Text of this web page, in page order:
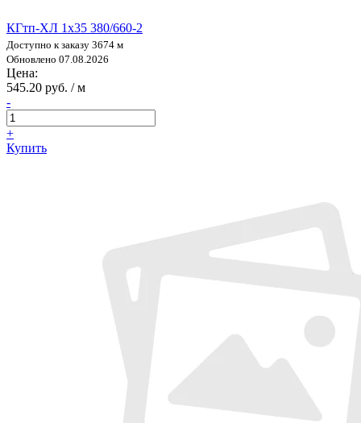
КГтп-ХЛ 1х35 380/660-2
Доступно к заказу 3674 м
Обновлено 07.08.2026
Цена:
545.20 руб. / м
-
+
Купить